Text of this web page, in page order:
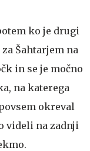
ko je drugi
Šahtarjem na
in se je močno
na katerega
okreval
videli na zadnji